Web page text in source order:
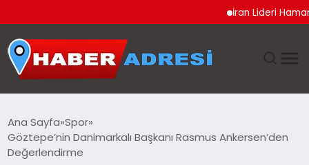
İran Lideri
GÜNDEM
Ana Sayfa Spor
Göztepe’nin Danimarkalı Başkanı Rasmus Ankersen’den
Değerlendirme